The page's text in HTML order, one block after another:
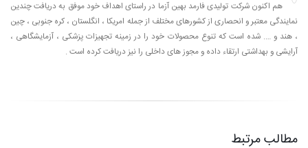
هم اکنون شرکت تولیدی فارمد بهین آزما در راستای اهداف خود موفق به دریافت چندین
نمایندگی معتبر و انحصاری از کشورهای مختلف از جمله امریکا ، انگلستان ، کره جنوبی ، چین
، هند و …. شده است که تنوع محصولات خود را در زمینه تجهیزات پزشکی ، آزمایشگاهی ،
آرایشی و بهداشتی ارتقاء داده و مجوز های داخلی را نیز دریافت کرده است .
مطالب مرتبط